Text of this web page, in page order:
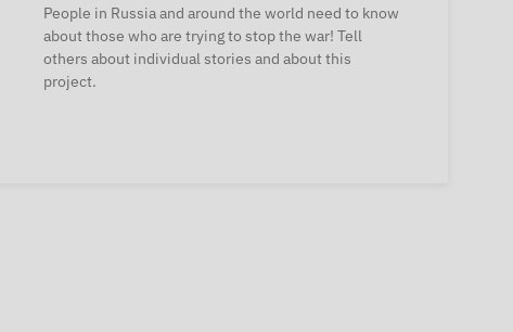
People in Russia and around the world need to know
about those who are trying to stop the war! Tell
others about individual stories and about this
project.